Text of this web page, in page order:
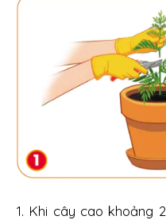
1. Khi cây cao khoảng